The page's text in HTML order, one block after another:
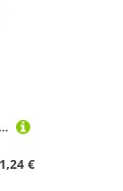
Hohe wasserdichte Gummistiefel for Erwachsene, rutschfeste Regenschuhe, Lange Röhre, warme Overknee-Wasserschuhe mit hoher Für Industrie Handwerk(Purple (42cm),36)
€